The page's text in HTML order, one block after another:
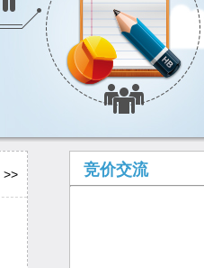
>> 竞价交流